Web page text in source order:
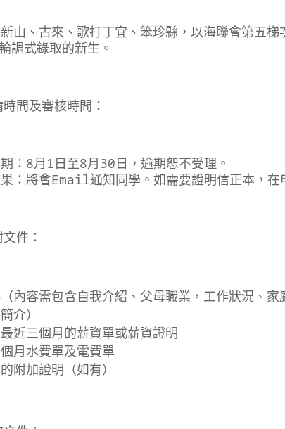
山、古來、歌打丁宜、笨珍縣，以海聯會第五梯
調式錄取的新生。
間及審核時間：
：8月1日至8月30日，逾期恕不受理。
：將會Email通知同學。如需要證明信正本，在
件：
內容需包含自我介紹、父母職業，工作狀況、
介）
近三個月的薪資單或薪資證明
月水費單及電費單
附加證明（如有）